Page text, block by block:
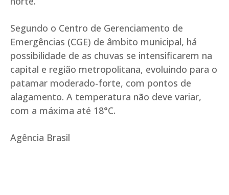
Segundo o Centro de Gerenciamento de
Emergências (CGE) de âmbito municipal, há
possibilidade de as chuvas se intensificarem na
capital e região metropolitana, evoluindo para o
patamar moderado-forte, com pontos de
alagamento. A temperatura não deve variar,
com a máxima até 18°C.
Agência Brasil